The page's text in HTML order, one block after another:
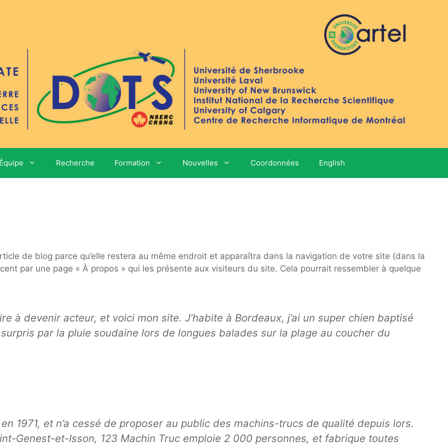
Équipe Recherche Formation Nouvelles Coordonnées English
de blog parce qu’elle restera au même endroit et apparaîtra dans la navigation de votre site (dans la
par une page « À propos » qui les présente aux visiteurs du site. Cela pourrait ressembler à quelque
à devenir acteur, et voici mon site. J’habite à Bordeaux, j’ai un super chien baptisé
surpris par la pluie soudaine lors de longues balades sur la plage au coucher du
1971, et n’a cessé de proposer au public des machins-trucs de qualité depuis lors.
Genest-et-Isson, 123 Machin Truc emploie 2 000 personnes, et fabrique toutes